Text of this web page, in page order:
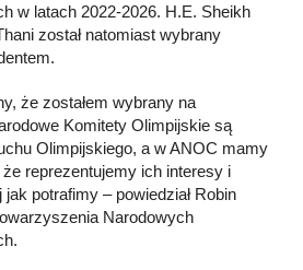
w latach 2022-2026. H.E. Sheikh
został natomiast wybrany
że zostałem wybrany na
Komitety Olimpijskie są
Olimpijskiego, a w ANOC mamy
reprezentujemy ich interesy i
potrafimy – powiedział Robin
Narodowych